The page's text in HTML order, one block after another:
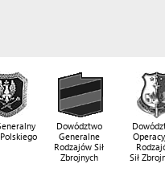
Dowództwo
Generalne
Rodzajów Sił
Zbrojnych
Sił